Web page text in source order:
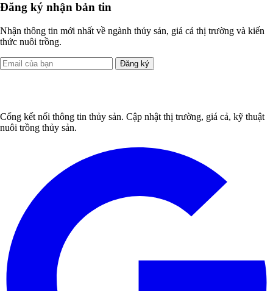
Đăng ký nhận bản tin
Nhận thông tin mới nhất về ngành thủy sản, giá cả thị trường và kiến
thức nuôi trồng.
Đăng ký
Cổng kết nối thông tin thủy sản. Cập nhật thị trường, giá cả, kỹ thuật
nuôi trồng thủy sản.